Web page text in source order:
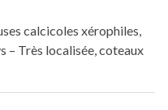
calcicoles xérophiles,
– Très localisée, coteaux